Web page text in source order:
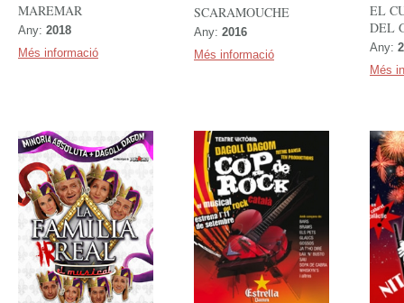
MAREMAR
Any: 2018
Més informació
SCARAMOUCHE
Any: 2016
Més informació
EL
DEL
Any:
Més